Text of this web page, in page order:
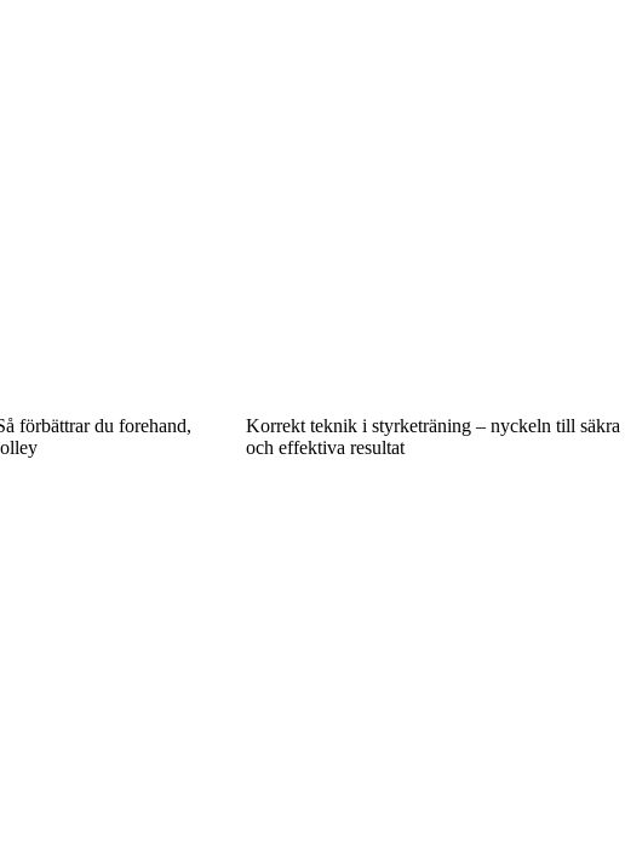
förbättrar du forehand,
Korrekt teknik i styrketräning – nyckeln till säkra
och effektiva resultat